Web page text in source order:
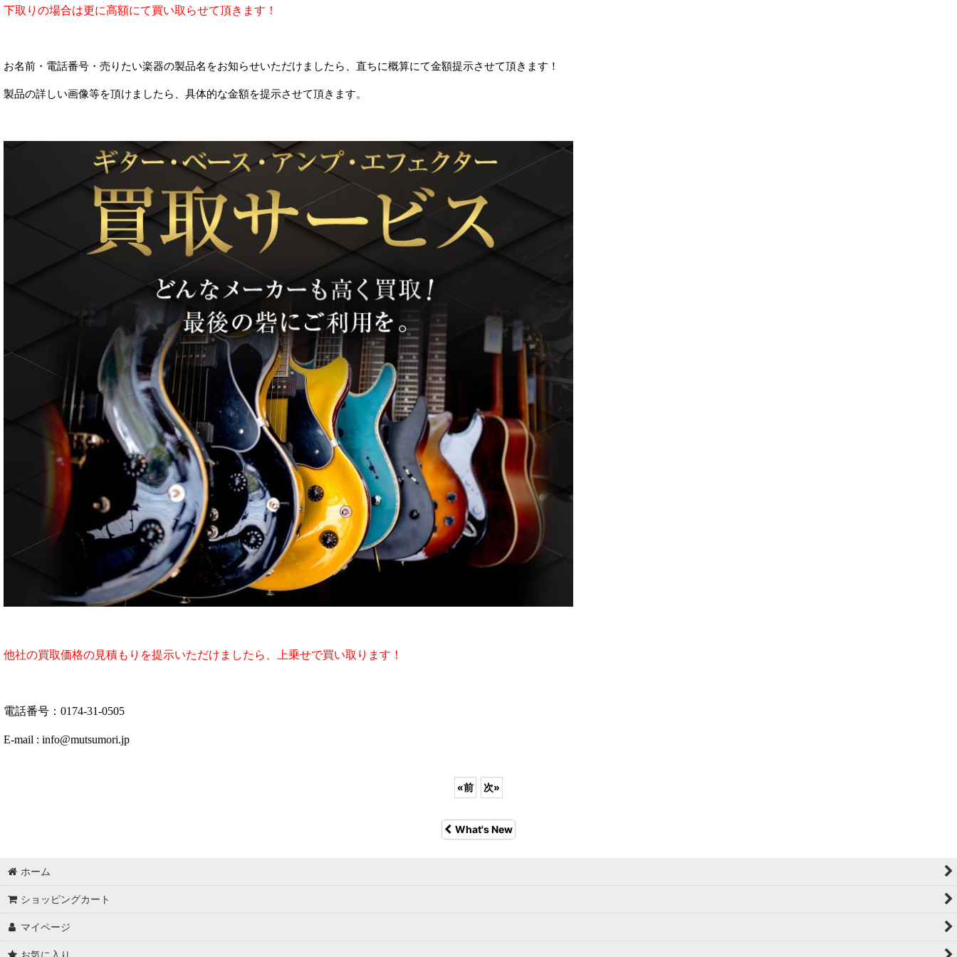
下取りの場合は更に高額にて買い取らせて頂きます！
お名前・電話番号・売りたい楽器の製品名をお知らせいただけましたら、直ちに概算にて金額提示させて頂きます！
製品の詳しい画像等を頂けましたら、具体的な金額を提示させて頂きます。
他社の買取価格の見積もりを提示いただけましたら、上乗せで買い取ります！
電話番号：0174-31-0505
E-mail : info@mutsumori.jp
«前 次»
What's New
ホーム
ショッピングカート
マイページ